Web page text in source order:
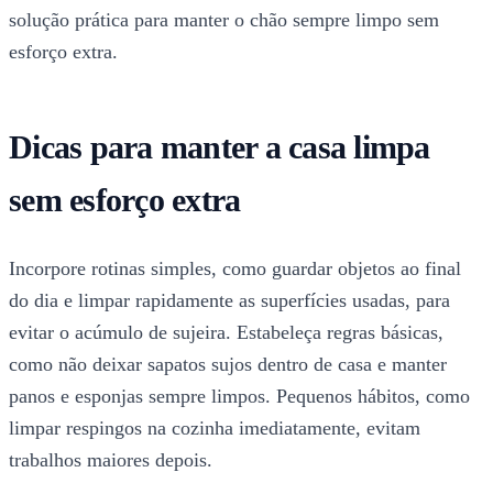
solução prática para manter o chão sempre limpo sem
esforço extra.
Dicas para manter a casa limpa
sem esforço extra
Incorpore rotinas simples, como guardar objetos ao final
do dia e limpar rapidamente as superfícies usadas, para
evitar o acúmulo de sujeira. Estabeleça regras básicas,
como não deixar sapatos sujos dentro de casa e manter
panos e esponjas sempre limpos. Pequenos hábitos, como
limpar respingos na cozinha imediatamente, evitam
trabalhos maiores depois.